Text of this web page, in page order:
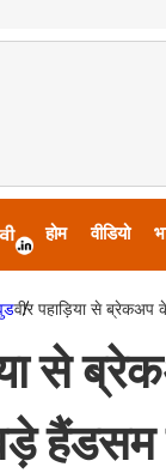
होम वीडियो
वीर पहाड़िया से ब्रेकअप
से